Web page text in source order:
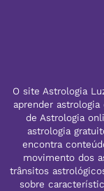
O site Astrologia
aprender
de Astrologia
astrologia
encontra
movimento dos
trânsitos
sobre